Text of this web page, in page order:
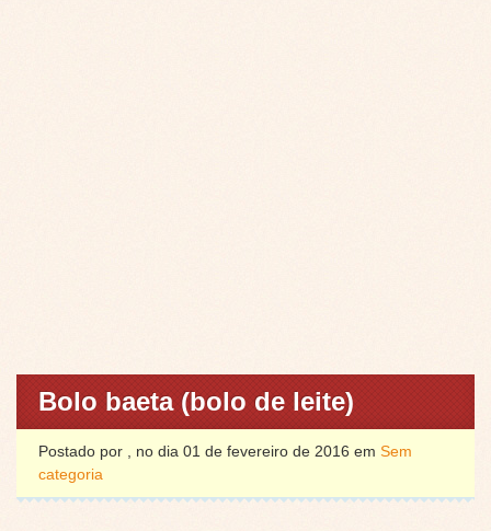
Bolo baeta (bolo de leite)
Postado por , no dia 01 de fevereiro de 2016 em Sem
categoria